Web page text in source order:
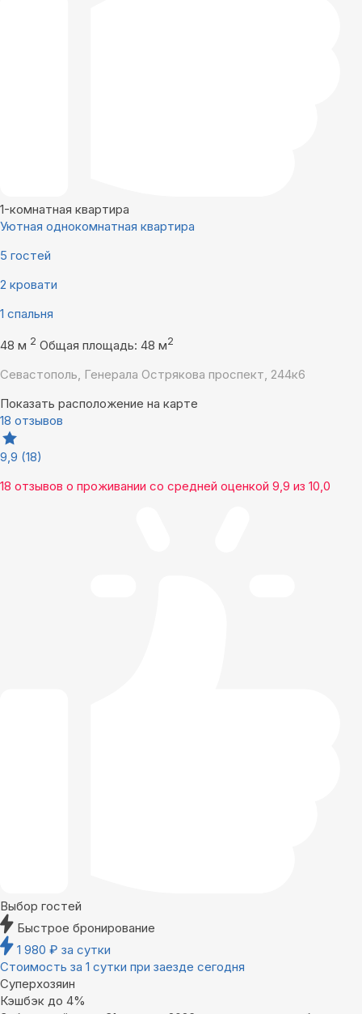
1-комнатная квартира
Уютная однокомнатная квартира
5 гостей
2 кровати
1 спальня
48 м 2 Общая площадь: 48 м2
Севастополь, Генерала Острякова проспект, 244к6
Показать расположение на карте
18 отзывов
9,9 (18)
18 отзывов о проживании со средней оценкой 9,9 из 10,0
Выбор гостей
Быстрое бронирование
1 980 ₽ за сутки
Стоимость за 1 сутки при заезде сегодня
Суперхозяин
Кэшбэк до 4%